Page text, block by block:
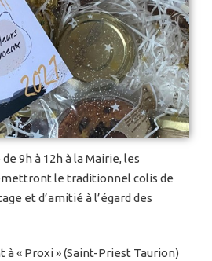
9h à 12h à la Mairie, les
le traditionnel colis de
et d’amitié à l’égard des
« Proxi » (Saint-Priest Taurion)